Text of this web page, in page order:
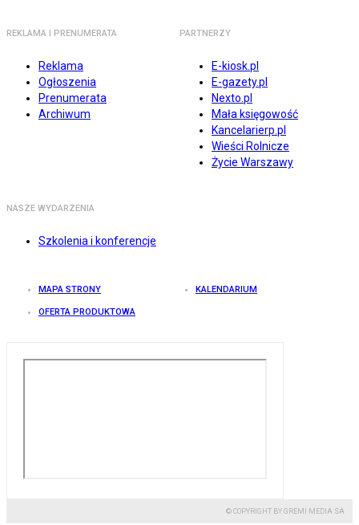
REKLAMA I PRENUMERATA
Reklama
Ogłoszenia
Prenumerata
Archiwum
PARTNERZY
E-kiosk.pl
E-gazety.pl
Nexto.pl
Mała księgowość
Kancelarierp.pl
Wieści Rolnicze
Życie Warszawy
NASZE WYDARZENIA
Szkolenia i konferencje
MAPA STRONY KALENDARIUM
OFERTA PRODUKTOWA
© COPYRIGHT BY GREMI MEDIA SA